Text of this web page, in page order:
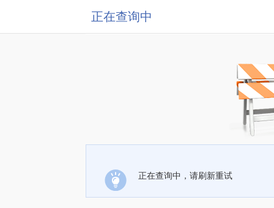
正在查询中
正在查询中，请刷新重试